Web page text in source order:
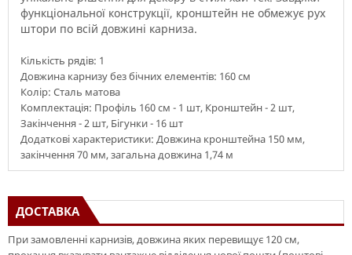
функціональної конструкції, кронштейн не обмежує рух
штори по всій довжині карниза.
Кількість рядів: 1
Довжина карнизу без бічних елементів: 160 см
Колір: Сталь матова
Комплектація: Профіль 160 см - 1 шт, Кронштейн - 2 шт,
Закінчення - 2 шт, Бігунки - 16 шт
Додаткові характеристики: Довжина кронштейна 150 мм,
закінчення 70 мм, загальна довжина 1,74 м
ДОСТАВКА
При замовленні карнизів, довжина яких перевищує 120 см,